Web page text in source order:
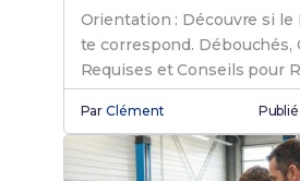
Orientation : Découvre si le
te correspond. Débouchés,
Requises et Conseils pour
Automobile.
ParClément